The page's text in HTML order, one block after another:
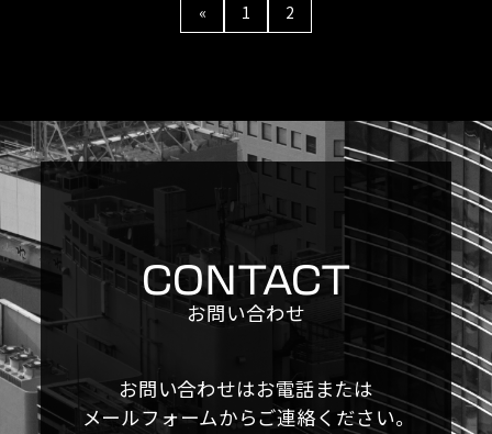
« 1 2
CONTACT
お問い合わせ
お問い合わせはお電話または
メールフォームからご連絡ください。